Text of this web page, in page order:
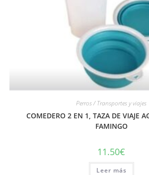
Perros / Transportes y viajes
COMEDERO 2 EN 1, TAZA DE VIAJE
FAMINGO
11.50€
Leer más